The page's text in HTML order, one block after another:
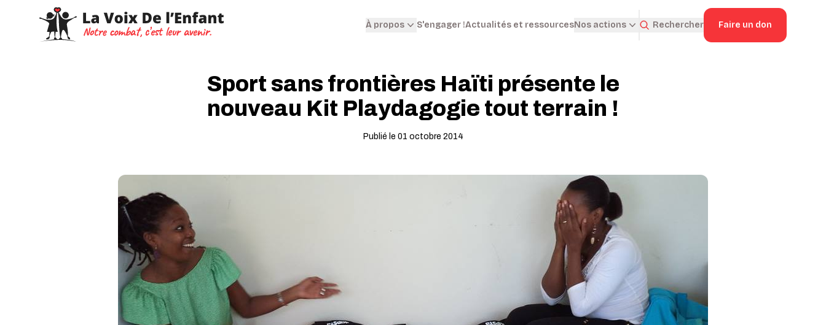
À propos S'engager !Actualités et ressourcesNos actions Rechercher Faire un don
Sport sans frontières Haïti présente le
nouveau Kit Playdagogie tout terrain !
Publié le 01 octobre 2014